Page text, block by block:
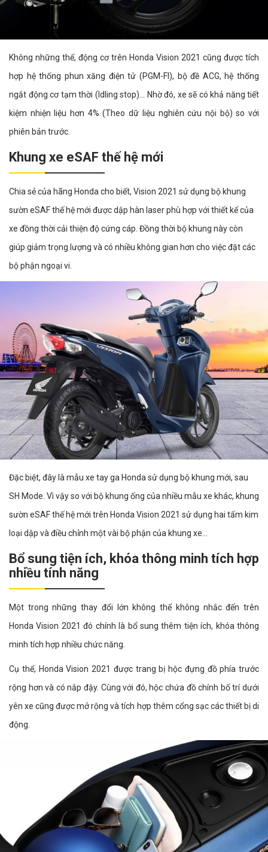
Không những thế, động cơ trên Honda Vision 2021 cũng được tích
hợp hệ thống phun xăng điện tử (PGM-FI), bộ đề ACG, hệ thống
ngắt động cơ tạm thời (Idling stop)... Nhờ đó, xe sẽ có khả năng tiết
kiệm nhiện liệu hơn 4% (Theo dữ liệu nghiên cứu nội bộ) so với
phiên bản trước.
Khung xe eSAF thế hệ mới
Chia sẻ của hãng Honda cho biết, Vision 2021 sử dụng bộ khung
sườn eSAF thế hệ mới được dập hàn laser phù hợp với thiết kế của
xe đồng thời cải thiện độ cứng cáp. Đồng thời bộ khung này còn
giúp giảm trọng lượng và có nhiều không gian hơn cho việc đặt các
bộ phận ngoại vi.
Đặc biệt, đây là mẫu xe tay ga Honda sử dụng bộ khung mới, sau
SH Mode. Vì vậy so với bộ khung ống của nhiều mẫu xe khác, khung
sườn eSAF thế hệ mới trên Honda Vision 2021 sử dụng hai tấm kim
loại dập và điều chỉnh một vài bộ phận của khung xe…
Bổ sung tiện ích, khóa thông minh tích hợp
nhiều tính năng
Một trong những thay đổi lớn không thể không nhắc đến trên
Honda Vision 2021 đó chính là bổ sung thêm tiện ích, khóa thông
minh tích hợp nhiều chức năng.
Cụ thể, Honda Vision 2021 được trang bị hộc đựng đồ phía trước
rộng hơn và có nắp đậy. Cùng với đó, hộc chứa đồ chính bố trí dưới
yên xe cũng được mở rộng và tích hợp thêm cổng sạc các thiết bị di
động.